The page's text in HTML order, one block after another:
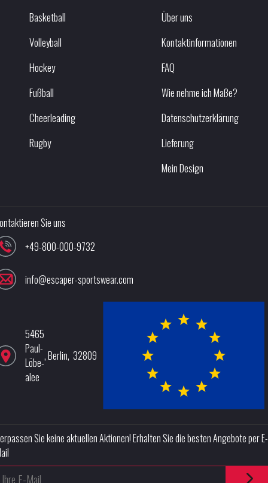
Basketball
Volleyball
Hockey
Fußball
Cheerleading
Rugby
Über uns
Kontaktinformationen
FAQ
Wie nehme ich Maße?
Datenschutzerklärung
Lieferung
Mein Design
Sie uns
+49-800-000-9732
info@escaper-sportswear.com
5465
Paul-
Löbe-
alee
,Berlin, 32809
Sie keine aktuellen Aktionen! Erhalten Sie die besten Angebote per E-